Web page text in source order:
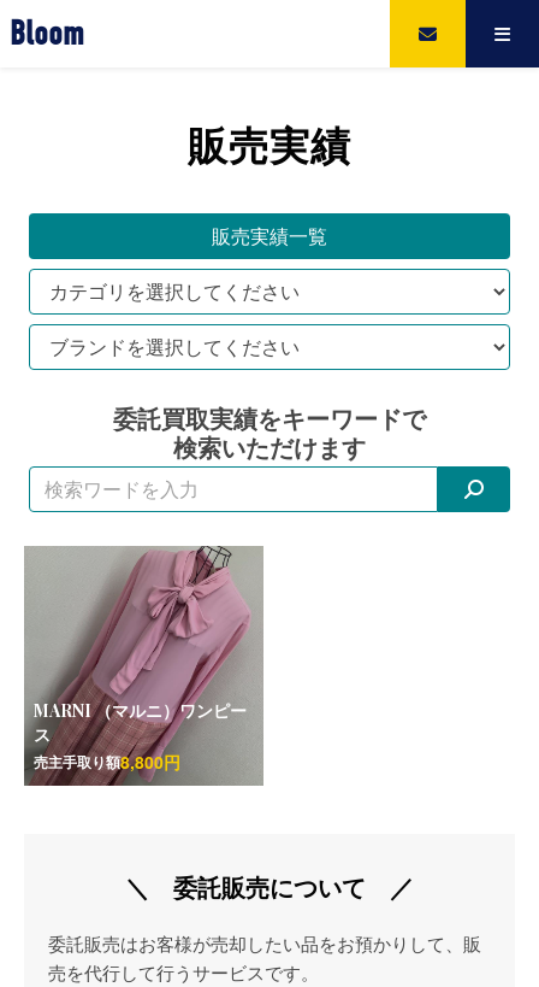
Bloom
販売実績
販売実績一覧
委託買取実績をキーワードで
検索いただけます
MARNI （マルニ）ワンピー
ス
売主手取り額8,800円
＼ 委託販売について ／
委託販売はお客様が売却したい品をお預かりして、販
売を代行して行うサービスです。